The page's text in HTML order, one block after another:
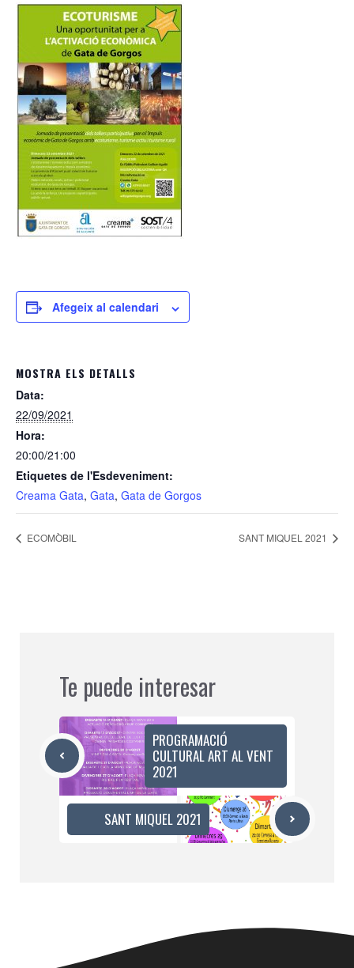
Afegeix al calendari
MOSTRA ELS DETALLS
Data:
22/09/2021
Hora:
20:00/21:00
Etiquetes de l'Esdeveniment:
Creama Gata, Gata, Gata de Gorgos
ECOMÒBIL SANT MIQUEL 2021
Te puede interesar
PROGRAMACIÓ
CULTURAL ART AL VENT
2021
SANT MIQUEL 2021